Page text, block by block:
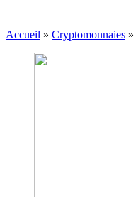
Accueil » Cryptomonnaies »